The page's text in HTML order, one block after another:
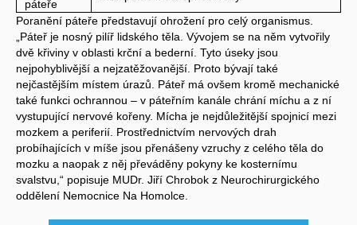
páteře
Poranění páteře představují ohrožení pro celý organismus.
„Páteř je nosný pilíř lidského těla. Vývojem se na něm vytvořily
dvě křiviny v oblasti krční a bederní. Tyto úseky jsou
nejpohyblivější a nejzatěžovanější. Proto bývají také
nejčastějším místem úrazů. Páteř má ovšem kromě mechanické
také funkci ochrannou – v páteřním kanále chrání míchu a z ní
vystupující nervové kořeny. Mícha je nejdůležitější spojnicí mezi
mozkem a periferií. Prostřednictvím nervových drah
probíhajících v míše jsou přenášeny vzruchy z celého těla do
mozku a naopak z něj převáděny pokyny ke kosternímu
svalstvu,“ popisuje MUDr. Jiří Chrobok z Neurochirurgického
oddělení Nemocnice Na Homolce.